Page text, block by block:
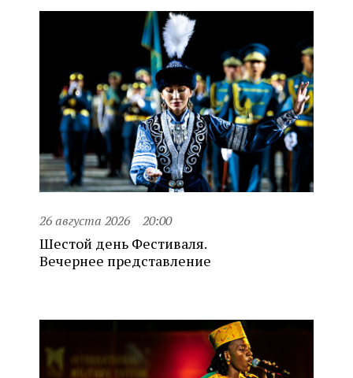
26 августа 2026 20:00
Шестой день Фестиваля.
Вечернее представление